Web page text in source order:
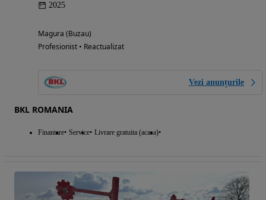
2025
Magura (Buzau)
Profesionist • Reactualizat
Vezi anunțurile
BKL ROMANIA
Finantare Service Livrare gratuita (acasa)